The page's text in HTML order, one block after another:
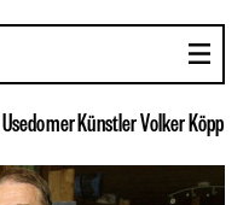
UsedomerKünstlerVolkerKöpp